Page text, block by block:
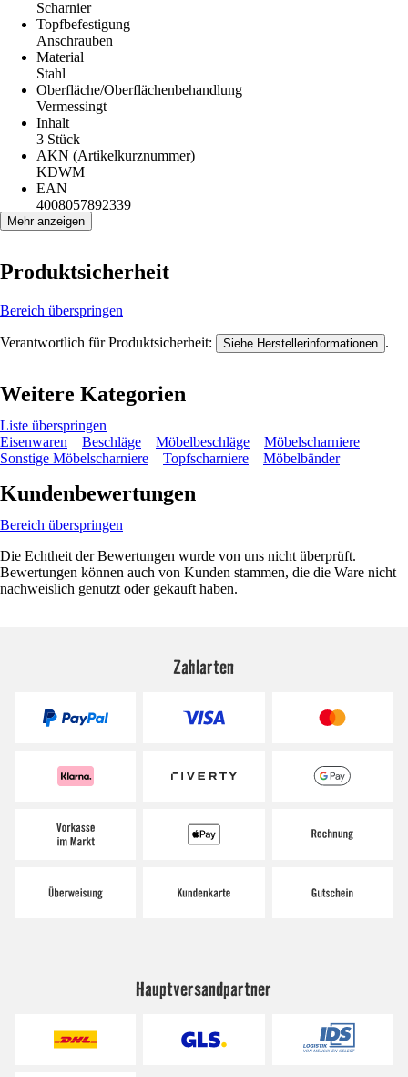
Scharnier
Topfbefestigung
Anschrauben
Material
Stahl
Oberfläche/Oberflächenbehandlung
Vermessingt
Inhalt
3 Stück
AKN (Artikelkurznummer)
KDWM
EAN
4008057892339
Mehr anzeigen
Produktsicherheit
Bereich überspringen
Verantwortlich für Produktsicherheit: Siehe Herstellerinformationen .
Weitere Kategorien
Liste überspringen
Eisenwaren
Beschläge Möbelbeschläge
Möbelscharniere
Sonstige Möbelscharniere
Topfscharniere Möbelbänder
Kundenbewertungen
Bereich überspringen
Die Echtheit der Bewertungen wurde von uns nicht überprüft.
Bewertungen können auch von Kunden stammen, die die Ware nicht
nachweislich genutzt oder gekauft haben.
Zahlarten
Hauptversandpartner